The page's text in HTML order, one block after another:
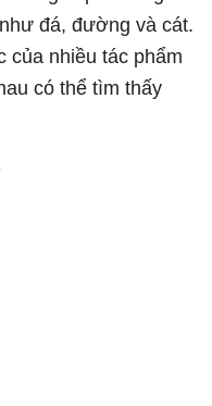
đá, đường và cát.
của nhiều tác phẩm
có thể tìm thấy